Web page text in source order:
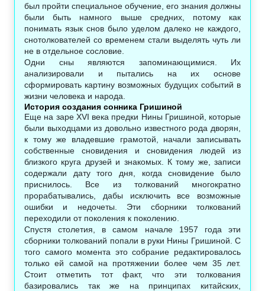
был пройти специальное обучение, его знания должны
были быть намного выше средних, потому как
понимать язык снов было уделом далеко не каждого,
снотолкователей со временем стали выделять чуть ли
не в отдельное сословие.
Одни сны являются запоминающимися. Их
анализировали и пытались на их основе
сформировать картину возможных будущих событий в
жизни человека и народа.
История создания сонника Гришиной
Еще на заре XVI века предки Нины Гришиной, которые
были выходцами из довольно известного рода дворян,
к тому же владевшие грамотой, начали записывать
собственные сновидения и сновидения людей из
близкого круга друзей и знакомых. К тому же, записи
содержали дату того дня, когда сновидение было
приснилось. Все из толкований многократно
прорабатывались, дабы исключить все возможные
ошибки и недочеты. Эти сборники толкований
переходили от поколения к поколению.
Спустя столетия, в самом начале 1957 года эти
сборники толкований попали в руки Нины Гришиной. С
того самого момента это собрание редактировалось
только ей самой на протяжении более чем 35 лет.
Стоит отметить тот факт, что эти толкования
базировались так же на принципах китайских,